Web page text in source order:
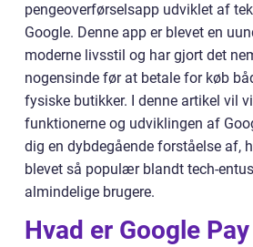
pengeoverførselsapp udviklet af
Google. Denne app er blevet en
moderne livsstil og har gjort det
nogensinde før at betale for køb
fysiske butikker. I denne artikel vil
funktionerne og udviklingen af
dig en dybdegående forståelse af,
blevet så populær blandt tech-
almindelige brugere.
Hvad er Google